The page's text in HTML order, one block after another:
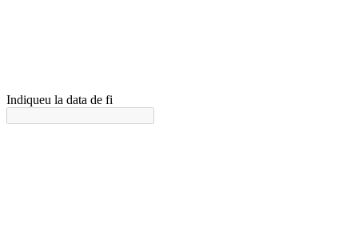
Indiqueu la data de fi